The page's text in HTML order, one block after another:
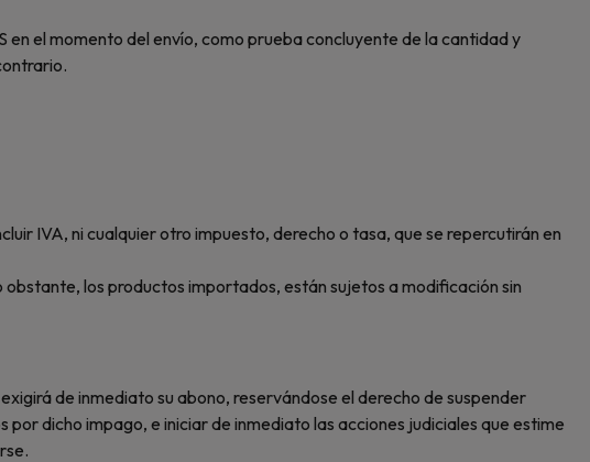
el momento del envío, como prueba concluyente de la cantidad y
IVA, ni cualquier otro impuesto, derecho o tasa, que se repercutirán en
los productos importados, están sujetos a modificación sin
de inmediato su abono, reservándose el derecho de suspender
dicho impago, e iniciar de inmediato las acciones judiciales que estime